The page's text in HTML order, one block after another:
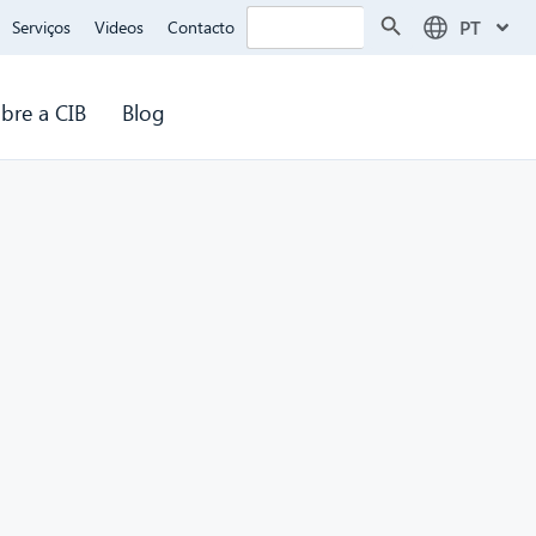
Serviços Videos Contacto Search PT
a CIB Blog